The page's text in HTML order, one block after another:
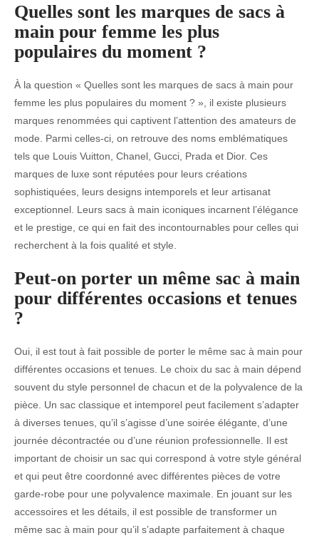
Quelles sont les marques de sacs à
main pour femme les plus
populaires du moment ?
À la question « Quelles sont les marques de sacs à main pour
femme les plus populaires du moment ? », il existe plusieurs
marques renommées qui captivent l’attention des amateurs de
mode. Parmi celles-ci, on retrouve des noms emblématiques
tels que Louis Vuitton, Chanel, Gucci, Prada et Dior. Ces
marques de luxe sont réputées pour leurs créations
sophistiquées, leurs designs intemporels et leur artisanat
exceptionnel. Leurs sacs à main iconiques incarnent l’élégance
et le prestige, ce qui en fait des incontournables pour celles qui
recherchent à la fois qualité et style.
Peut-on porter un même sac à main
pour différentes occasions et tenues
?
Oui, il est tout à fait possible de porter le même sac à main pour
différentes occasions et tenues. Le choix du sac à main dépend
souvent du style personnel de chacun et de la polyvalence de la
pièce. Un sac classique et intemporel peut facilement s’adapter
à diverses tenues, qu’il s’agisse d’une soirée élégante, d’une
journée décontractée ou d’une réunion professionnelle. Il est
important de choisir un sac qui correspond à votre style général
et qui peut être coordonné avec différentes pièces de votre
garde-robe pour une polyvalence maximale. En jouant sur les
accessoires et les détails, il est possible de transformer un
même sac à main pour qu’il s’adapte parfaitement à chaque